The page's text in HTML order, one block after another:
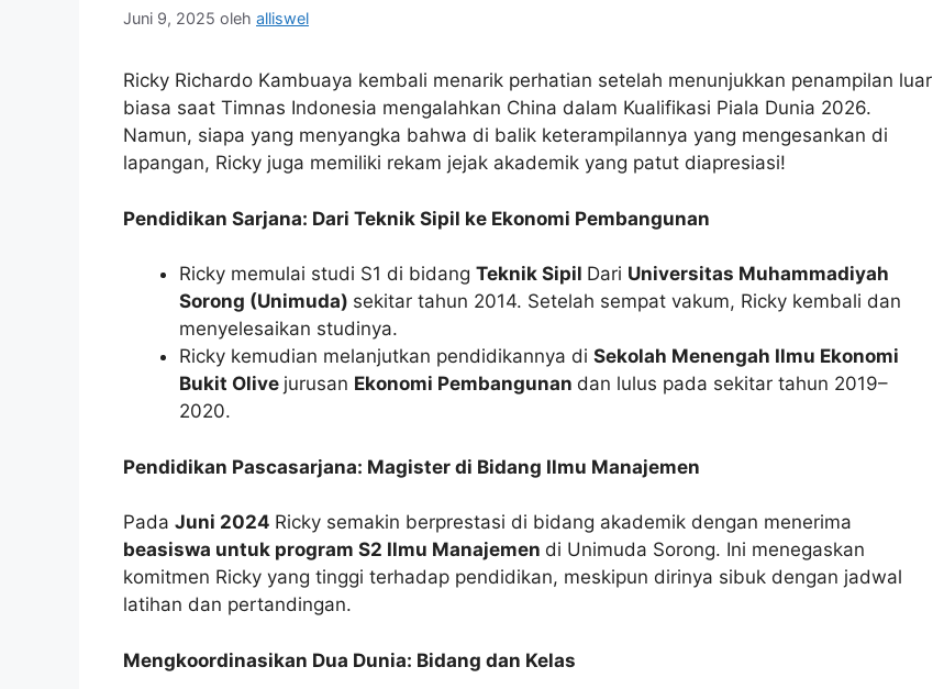
Juni 9, 2025 oleh alliswel
Ricky Richardo Kambuaya kembali menarik perhatian setelah menunjukkan penampilan luar
biasa saat Timnas Indonesia mengalahkan China dalam Kualifikasi Piala Dunia 2026.
Namun, siapa yang menyangka bahwa di balik keterampilannya yang mengesankan di
lapangan, Ricky juga memiliki rekam jejak akademik yang patut diapresiasi!
Pendidikan Sarjana: Dari Teknik Sipil ke Ekonomi Pembangunan
Ricky memulai studi S1 di bidang Teknik Sipil Dari Universitas Muhammadiyah
Sorong (Unimuda) sekitar tahun 2014. Setelah sempat vakum, Ricky kembali dan
menyelesaikan studinya.
Ricky kemudian melanjutkan pendidikannya di Sekolah Menengah Ilmu Ekonomi
Bukit Olive jurusan Ekonomi Pembangunan dan lulus pada sekitar tahun 2019–
2020.
Pendidikan Pascasarjana: Magister di Bidang Ilmu Manajemen
Pada Juni 2024 Ricky semakin berprestasi di bidang akademik dengan menerima
beasiswa untuk program S2 Ilmu Manajemen di Unimuda Sorong. Ini menegaskan
komitmen Ricky yang tinggi terhadap pendidikan, meskipun dirinya sibuk dengan jadwal
latihan dan pertandingan.
Mengkoordinasikan Dua Dunia: Bidang dan Kelas